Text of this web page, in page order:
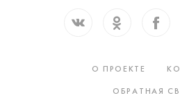
О ПРОЕКТЕ
ОБРАТНАЯ